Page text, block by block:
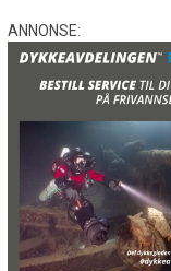
ANNONSE: